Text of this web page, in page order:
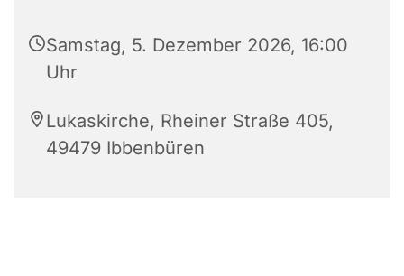
Samstag, 5. Dezember 2026, 16:00
Uhr
Lukaskirche, Rheiner Straße 405,
49479 Ibbenbüren